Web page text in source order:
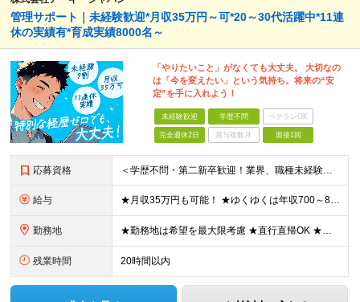
管理サポート｜未経験歓迎*月収35万円～可*20～30代活躍中*11連
休の実績有*育成実績8000名～
「やりたいこと」がなくても大丈夫。 大切なの
は「今を変えたい」という気持ち。将来の“安
定”を手に入れよう！
未経験歓迎 学歴不問 ベテランOK
完全週休2日 賞与複数月 面接1回
応募資格 ＜学歴不問・第二新卒歓迎！業界、職種未経験歓迎！20代～30代活躍中＞ ★35歳以下の方（若年層の長期キャリア形成を図るため） ★フリーター・正社員未経験・社会人未経験OK ★転職回数が多い方もぜひ
給与 ★月収35万円も可能！ ★ゆくゆくは年収700～800万円も！ ★手当が多数あり ・残業手当（100％）★1分単位で支給 ・資格手当（最大月6万円） ・結婚/出産祝金（最大3万円） 【首都圏・北関東
勤務地 ★勤務地は希望を最大限考慮 ★直行直帰OK ★車通勤のエリアもあり ★研修は、下記いずれかの研修センターで行います ・東京校（東京本社とアクセスは同様） ・大阪校（大阪府大阪市中央区道修町 2-1-1
残業時間 20時間以内